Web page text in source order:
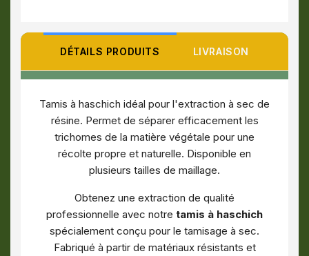
DÉTAILS PRODUITS LIVRAISON
Tamis à haschich idéal pour l'extraction à sec de
résine. Permet de séparer efficacement les
trichomes de la matière végétale pour une
récolte propre et naturelle. Disponible en
plusieurs tailles de maillage.
Obtenez une extraction de qualité
professionnelle avec notre tamis à haschich
spécialement conçu pour le tamisage à sec.
Fabriqué à partir de matériaux résistants et